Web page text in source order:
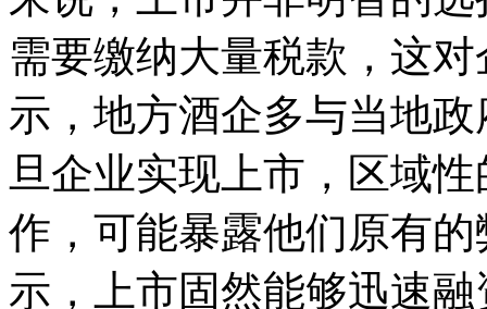
需要缴纳大量税款，这
示，地方酒企多与当地
旦企业实现上市，区域
作，可能暴露他们原有
示，上市固然能够迅速